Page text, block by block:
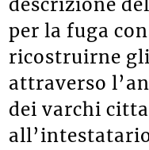
descrizione
per la fuga
ricostruirne
attraverso
dei varchi